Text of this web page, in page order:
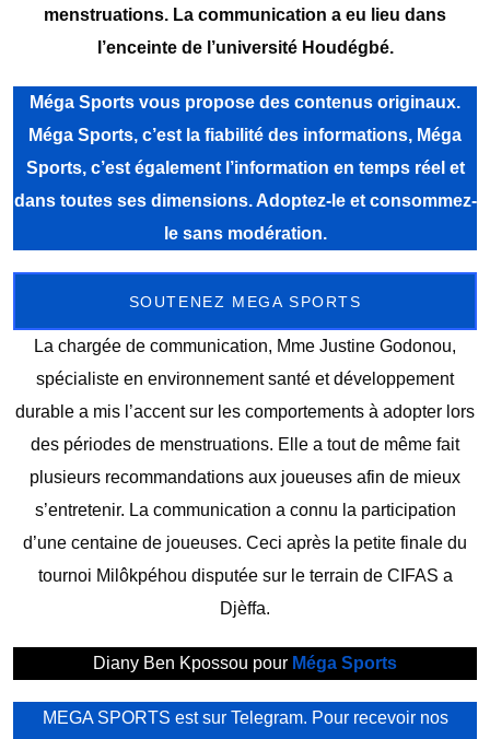
menstruations. La communication a eu lieu dans
l’enceinte de l’université Houdégbé.
Méga Sports vous propose des contenus originaux.
Méga Sports, c’est la fiabilité des informations, Méga
Sports, c’est également l’information en temps réel et
dans toutes ses dimensions. Adoptez-le et consommez-
le sans modération.
SOUTENEZ MEGA SPORTS
La chargée de communication, Mme Justine Godonou,
spécialiste en environnement santé et développement
durable a mis l’accent sur les comportements à adopter lors
des périodes de menstruations. Elle a tout de même fait
plusieurs recommandations aux joueuses afin de mieux
s’entretenir. La communication a connu la participation
d’une centaine de joueuses. Ceci après la petite finale du
tournoi Milôkpéhou disputée sur le terrain de CIFAS a
Djèffa.
Diany Ben Kpossou pour Méga Sports
MEGA SPORTS est sur Telegram. Pour recevoir nos